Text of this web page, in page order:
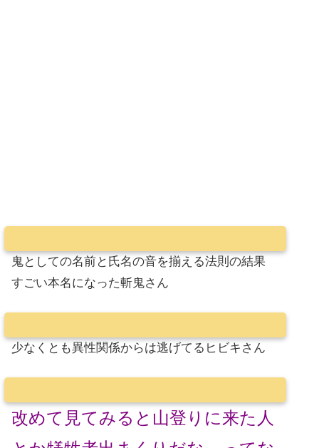
鬼としての名前と氏名の音を揃える法則の結果
すごい本名になった斬鬼さん
少なくとも異性関係からは逃げてるヒビキさん
改めて見てみると山登りに来た人